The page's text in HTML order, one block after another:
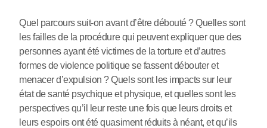
Quel parcours suit-on avant d’être débouté ? Quelles sont
les failles de la procédure qui peuvent expliquer que des
personnes ayant été victimes de la torture et d’autres
formes de violence politique se fassent débouter et
menacer d’expulsion ? Quels sont les impacts sur leur
état de santé psychique et physique, et quelles sont les
perspectives qu’il leur reste une fois que leurs droits et
leurs espoirs ont été quasiment réduits à néant, et qu’ils